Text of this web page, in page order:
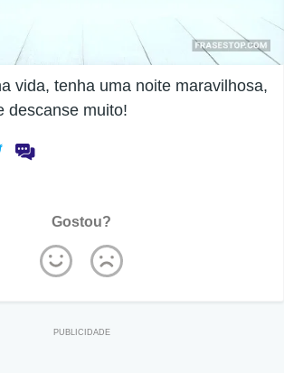
vida, tenha uma noite maravilhosa,
descanse muito!
Gostou?